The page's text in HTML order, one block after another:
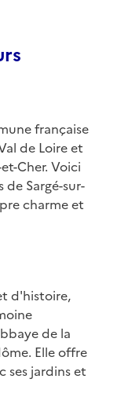
française
de Loire et
Cher. Voici
de Sargé-sur-
charme et
d'histoire,
de la
Elle offre
ses jardins et